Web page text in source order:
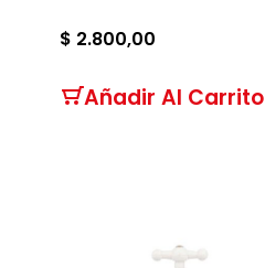
$ 2.800,00
Añadir Al Carrito